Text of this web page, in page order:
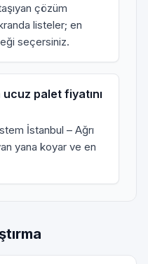
çözüm
listeler; en
seçersiniz.
ucuz palet fiyatını
İstanbul – Ağrı
yana koyar ve en